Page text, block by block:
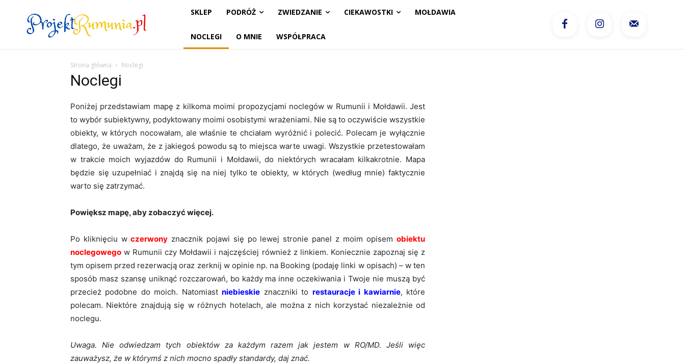
SKLEP PODRÓŻ ZWIEDZANIE CIEKAWOSTKI MOŁDAWIA
NOCLEGI O MNIE WSPÓŁPRACA
Strona główna Noclegi
Noclegi
Poniżej przedstawiam mapę z kilkoma moimi propozycjami noclegów w Rumunii i Mołdawii. Jest
to wybór subiektywny, podyktowany moimi osobistymi wrażeniami. Nie są to oczywiście wszystkie
obiekty, w których nocowałam, ale właśnie te chciałam wyróżnić i polecić. Polecam je wyłącznie
dlatego, że uważam, że z jakiegoś powodu są to miejsca warte uwagi. Wszystkie przetestowałam
w trakcie moich wyjazdów do Rumunii i Mołdawii, do niektórych wracałam kilkakrotnie. Mapa
będzie się uzupełniać i znajdą się na niej tylko te obiekty, w których (według mnie) faktycznie
warto się zatrzymać.
Powiększ mapę, aby zobaczyć więcej.
Po kliknięciu wczerwonyznacznik pojawi się po lewej stronie panel z moim opisemobiektu
noclegowego w Rumunii czy Mołdawii i najczęściej również z linkiem. Koniecznie zapoznaj się z
tym opisem przed rezerwacją oraz zerknij w opinie np. na Booking (podaję linki w opisach) – w ten
sposób masz szansę uniknąć rozczarowań, bo każdy ma inne oczekiwania i Twoje nie muszą być
przecież podobne do moich. Natomiastniebieskie znaczniki to restauracje i kawiarnie, które
polecam. Niektóre znajdują się w różnych hotelach, ale można z nich korzystać niezależnie od
noclegu.
Uwaga. Nie odwiedzam tych obiektów za każdym razem jak jestem w RO/MD. Jeśli więc
zauważysz, że w którymś z nich mocno spadły standardy, daj znać.